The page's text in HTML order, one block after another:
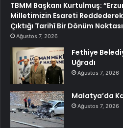
TBMM Başkanı Kurtulmuş:
Milletimizin Esareti
Çıktığı Tarihî Bir Dönüm
Ağustos 7, 2026
Fethiye
Uğradı
Ağustos 7, 2026
Malatya’da
Ağustos 7, 2026